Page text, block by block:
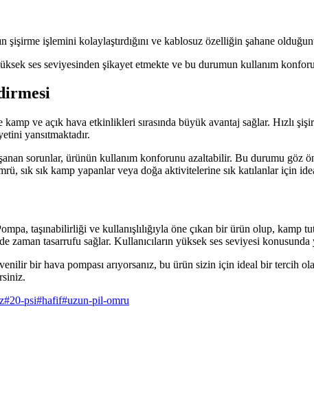
şişirme işlemini kolaylaştırdığını ve kablosuz özelliğin şahane
ses seviyesinden şikayet etmekte ve bu durumun kullanım
ve açık hava etkinlikleri sırasında büyük avantaj sağlar. Hızlı
yansıtmaktadır.
sorunlar, ürünün kullanım konforunu azaltabilir. Bu durumu göz
sık sık kamp yapanlar veya doğa aktivitelerine sık katılanlar için
taşınabilirliği ve kullanışlılığıyla öne çıkan bir ürün olup, kamp
zaman tasarrufu sağlar. Kullanıcıların yüksek ses seviyesi
bir hava pompası arıyorsanız, bu ürün sizin için ideal bir tercih
#20-psi#hafif#uzun-pil-omru